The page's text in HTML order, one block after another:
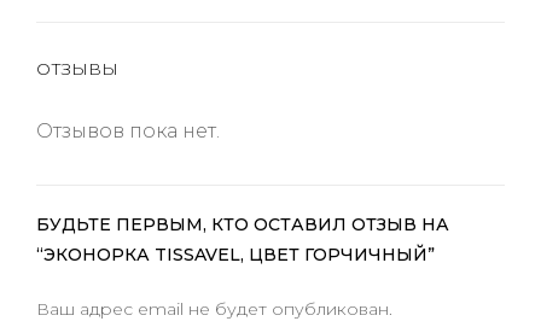
ОТЗЫВЫ
Отзывов пока нет.
БУДЬТЕ ПЕРВЫМ, КТО ОСТАВИЛ ОТЗЫВ НА
“ЭКОНОРКА TISSAVEL, ЦВЕТ ГОРЧИЧНЫЙ”
Ваш адрес email не будет опубликован.